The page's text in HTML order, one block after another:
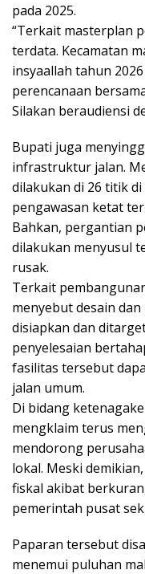
pada 2025.
“Terkait masterplan
terdata. Kecamatan
insyaallah tahun
perencanaan
Silakan beraudiensi
Bupati juga
infrastruktur jalan.
dilakukan di 26 titik
pengawasan ketat
Bahkan, pergantian
dilakukan menyusul
rusak.
Terkait
menyebut desain
disiapkan dan
penyelesaian
fasilitas tersebut
jalan umum.
Di bidang
mengklaim terus
mendorong
lokal. Meski
fiskal akibat
pemerintah pusat
Paparan tersebut
menemui puluhan